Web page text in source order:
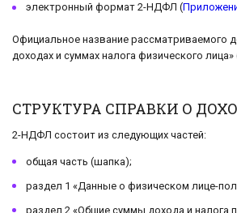
электронный формат 2-НДФЛ (
Официальное название рассматриваемого
доходах и суммах налога физического
СТРУКТУРА СПРАВКИ О
2-НДФЛ состоит из следующих частей:
общая часть (шапка);
раздел 1 «Данные о физическом лице-
раздел 2 «Общие суммы дохода и налога